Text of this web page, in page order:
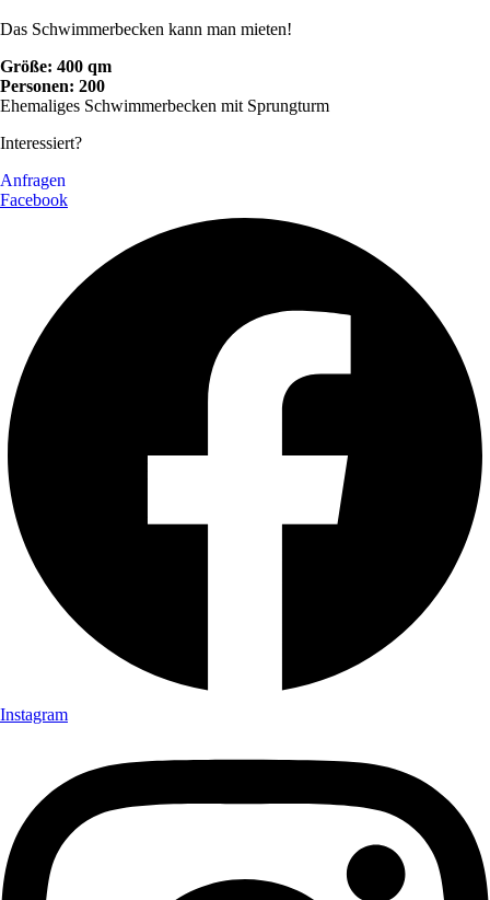
Das Schwimmerbecken kann man mieten!
Größe: 400 qm
Personen: 200
Ehemaliges Schwimmerbecken mit Sprungturm
Interessiert?
Anfragen
Facebook
Instagram